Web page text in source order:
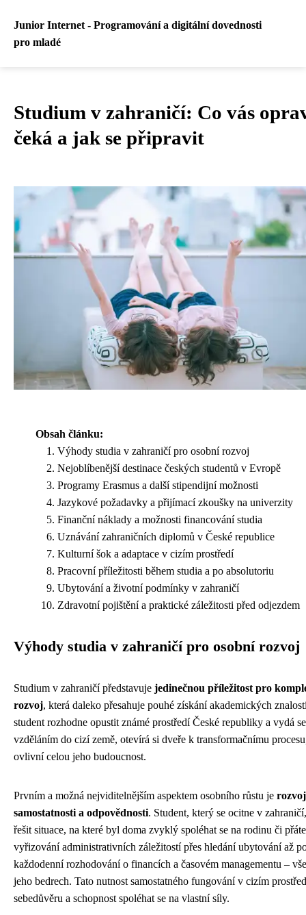
Junior Internet - Programování a digitální dovednosti
pro mladé
Studium v zahraničí: Co vás
čeká a jak se připravit
Obsah článku:
Výhody studia v zahraničí pro osobní rozvoj
Nejoblíbenější destinace českých studentů v Evropě
Programy Erasmus a další stipendijní možnosti
Jazykové požadavky a přijímací zkoušky na univerzity
Finanční náklady a možnosti financování studia
Uznávání zahraničních diplomů v České republice
Kulturní šok a adaptace v cizím prostředí
Pracovní příležitosti během studia a po absolutoriu
Ubytování a životní podmínky v zahraničí
Zdravotní pojištění a praktické záležitosti před odjezdem
Výhody studia v zahraničí pro osobní rozvoj
Studium v zahraničí představuje jedinečnou příležitost pro
rozvoj, která daleko přesahuje pouhé získání akademických
student rozhodne opustit známé prostředí České republiky a vydá
vzděláním do cizí země, otevírá si dveře k transformačnímu
ovlivní celou jeho budoucnost.
Prvním a možná nejviditelnějším aspektem osobního růstu je rozvoj
samostatnosti a odpovědnosti. Student, který se ocitne v
řešit situace, na které byl doma zvyklý spoléhat se na rodinu či
vyřizování administrativních záležitostí přes hledání ubytování až
každodenní rozhodování o financích a časovém managementu –
jeho bedrech. Tato nutnost samostatného fungování v cizím
sebedůvěru a schopnost spoléhat se na vlastní síly.